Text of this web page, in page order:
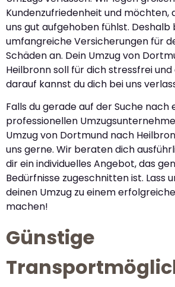
Kundenzufriedenheit und möchten,
uns gut aufgehoben fühlst. Deshalb
umfangreiche Versicherungen für
Schäden an. Dein Umzug von
Heilbronn soll für dich stressfrei
darauf kannst du dich bei uns
Falls du gerade auf der Suche nach
professionellen
Umzug von Dortmund nach
uns gerne. Wir beraten dich
dir ein individuelles Angebot, das
Bedürfnisse zugeschnitten ist. Lass
deinen Umzug zu einem
machen!
Günstige